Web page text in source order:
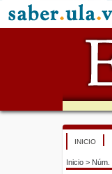
INICIO
Inicio > Núm.